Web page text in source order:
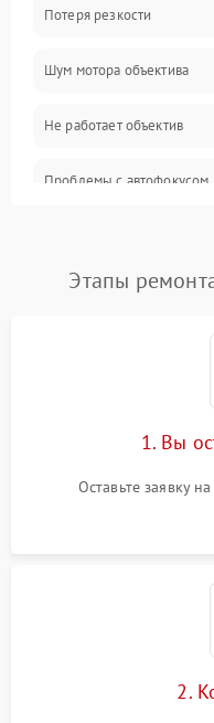
Аудио
Потеря резкости
Шум мотора объектива
Не работает объектив
Проблемы с автофокусом
Не работает стабилизация
Этапы
1. Вы
Оставьте заявку
2.